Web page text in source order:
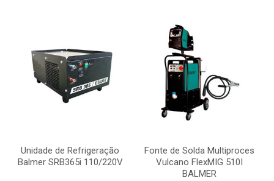
Unidade de Refrigeração
Balmer SRB365i 110/220V
Fonte de Solda Multiproces
Vulcano FlexMIG 510I
BALMER